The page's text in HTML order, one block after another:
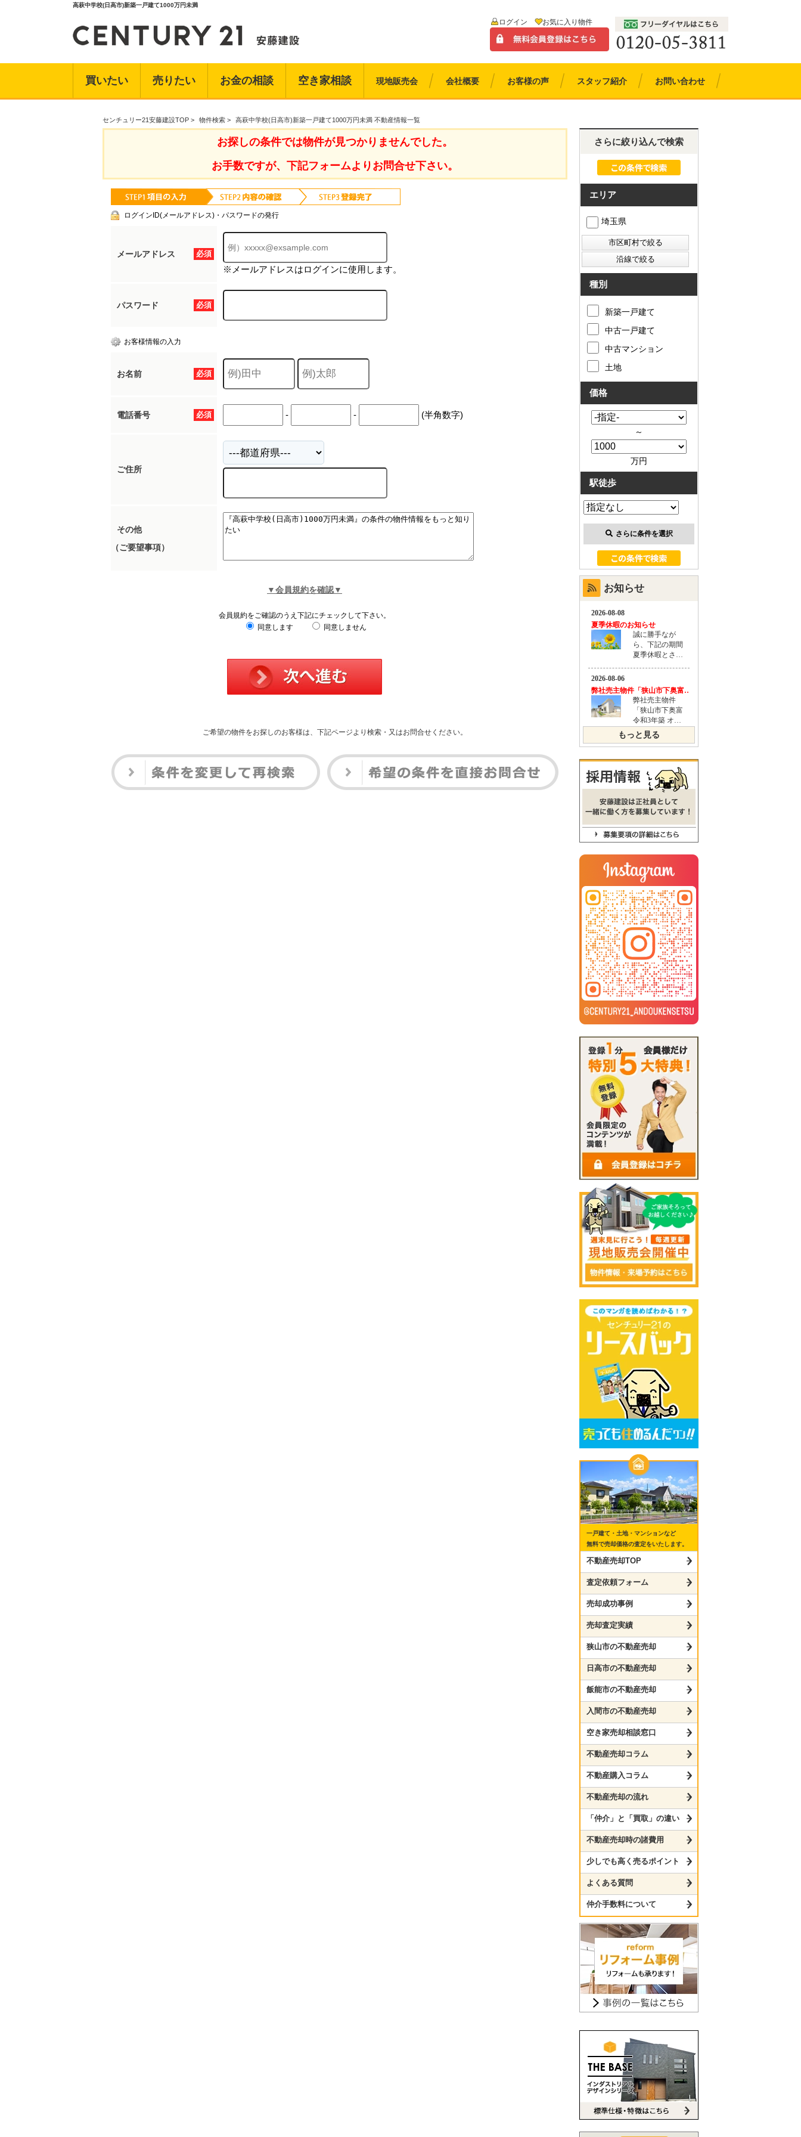
高萩中学校(日高市)新築一戸建て1000万円未満
ログイン お気に入り物件
買いたい 売りたい お金の相談 空き家相談 現地販売会 会社概要 お客様の声 スタッフ紹介 お問い合わせ
センチュリー21安藤建設TOP > 物件検索 > 高萩中学校(日高市)新築一戸建て1000万円未満 不動産情報一覧
お探しの条件では物件が見つかりませんでした。
お手数ですが、下記フォームよりお問合せ下さい。
ログインID(メールアドレス)・パスワードの発行
必須
メールアドレス
※メールアドレスはログインに使用します。
必須
パスワード
お客様情報の入力
必須
お名前
必須
電話番号 - - (半角数字)
ご住所
その他
（ご要望事項）
▼会員規約を確認▼
会員規約をご確認のうえ下記にチェックして下さい。
同意します
同意しません
ご希望の物件をお探しのお客様は、下記ページより検索・又はお問合せください。
さらに絞り込んで検索
エリア
埼玉県
種別
新築一戸建て
中古一戸建て
中古マンション
土地
価格
～
万円
駅徒歩
さらに条件を選択
お知らせ
もっと見る
一戸建て・土地・マンションなど
無料で売却価格の査定をいたします。
不動産売却TOP
査定依頼フォーム
売却成功事例
売却査定実績
狭山市の不動産売却
日高市の不動産売却
飯能市の不動産売却
入間市の不動産売却
空き家売却相談窓口
不動産売却コラム
不動産購入コラム
不動産売却の流れ
「仲介」と「買取」の違い
不動産売却時の諸費用
少しでも高く売るポイント
よくある質問
仲介手数料について